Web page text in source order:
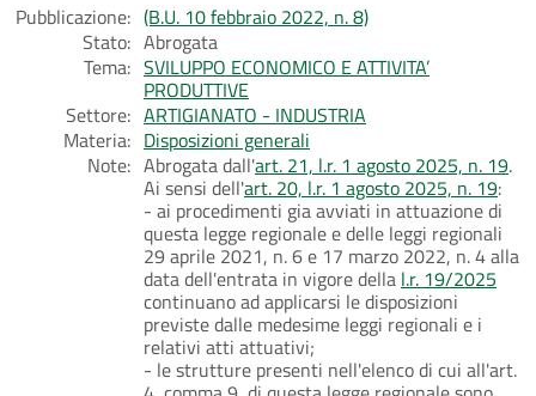
Pubblicazione: (B.U. 10 febbraio 2022, n. 8)
Stato: Abrogata
Tema: SVILUPPO ECONOMICO E ATTIVITA’
PRODUTTIVE
Settore: ARTIGIANATO - INDUSTRIA
Materia: Disposizioni generali
Note: Abrogata dall'art. 21, l.r. 1 agosto 2025, n. 19.
Ai sensi dell'art. 20, l.r. 1 agosto 2025, n. 19:
- ai procedimenti gia avviati in attuazione di
questa legge regionale e delle leggi regionali
29 aprile 2021, n. 6 e 17 marzo 2022, n. 4 alla
data dell'entrata in vigore della l.r. 19/2025
continuano ad applicarsi le disposizioni
previste dalle medesime leggi regionali e i
relativi atti attuativi;
- le strutture presenti nell'elenco di cui all'art.